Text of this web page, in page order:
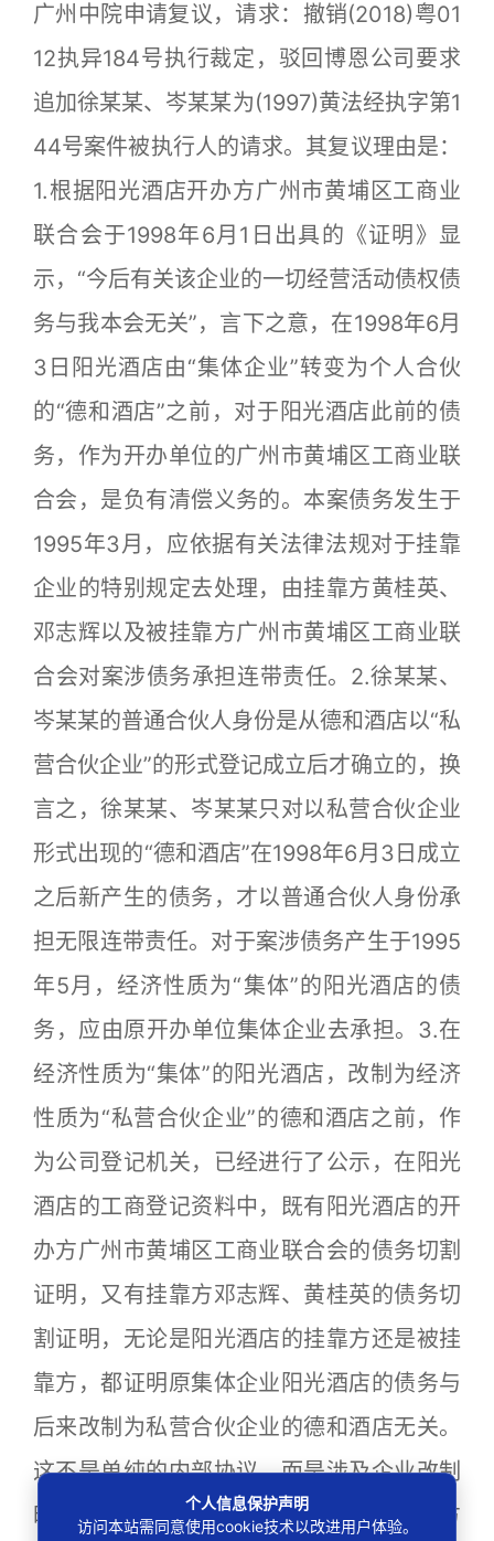
广州中院申请复议，请求：撤销(2018)粤01
12执异184号执行裁定，驳回博恩公司要求
追加徐某某、岑某某为(1997)黄法经执字第1
44号案件被执行人的请求。其复议理由是：
1.根据阳光酒店开办方广州市黄埔区工商业
联合会于1998年6月1日出具的《证明》显
示，“今后有关该企业的一切经营活动债权债
务与我本会无关”，言下之意，在1998年6月
3日阳光酒店由“集体企业”转变为个人合伙
的“德和酒店”之前，对于阳光酒店此前的债
务，作为开办单位的广州市黄埔区工商业联
合会，是负有清偿义务的。本案债务发生于
1995年3月，应依据有关法律法规对于挂靠
企业的特别规定去处理，由挂靠方黄桂英、
邓志辉以及被挂靠方广州市黄埔区工商业联
合会对案涉债务承担连带责任。2.徐某某、
岑某某的普通合伙人身份是从德和酒店以“私
营合伙企业”的形式登记成立后才确立的，换
言之，徐某某、岑某某只对以私营合伙企业
形式出现的“德和酒店”在1998年6月3日成立
之后新产生的债务，才以普通合伙人身份承
担无限连带责任。对于案涉债务产生于1995
年5月，经济性质为“集体”的阳光酒店的债
务，应由原开办单位集体企业去承担。3.在
经济性质为“集体”的阳光酒店，改制为经济
性质为“私营合伙企业”的德和酒店之前，作
为公司登记机关，已经进行了公示，在阳光
酒店的工商登记资料中，既有阳光酒店的开
办方广州市黄埔区工商业联合会的债务切割
证明，又有挂靠方邓志辉、黄桂英的债务切
割证明，无论是阳光酒店的挂靠方还是被挂
靠方，都证明原集体企业阳光酒店的债务与
后来改制为私营合伙企业的德和酒店无关。
这不是单纯的内部协议，而是涉及企业改制
时的债务处理条款，且经过公示，对第三方
个人信息保护声明
访问本站需同意使用cookie技术以改进用户体验。